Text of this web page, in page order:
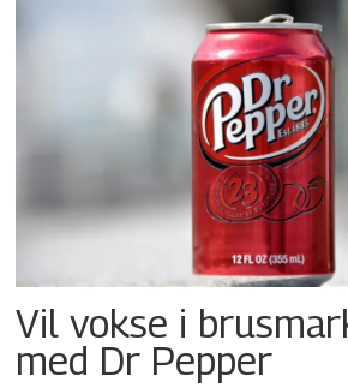
Vil vokse i
med Dr Pepper